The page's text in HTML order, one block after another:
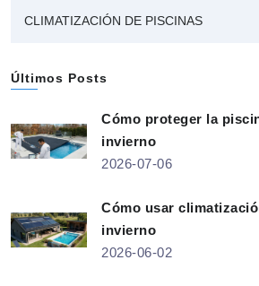
CLIMATIZACIÓN DE PISCINAS
Últimos Posts
Cómo proteger la
invierno
2026-07-06
Cómo usar
invierno
2026-06-02